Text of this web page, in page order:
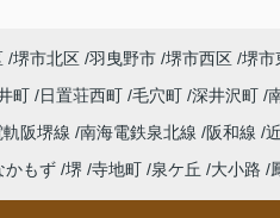
堺市北区 羽曳野市 堺市西区 堺市
町 日置荘西町 毛穴町 深井沢町
軌阪堺線 南海電鉄泉北線 阪和線
かもず 堺 寺地町 泉ケ丘 大小路